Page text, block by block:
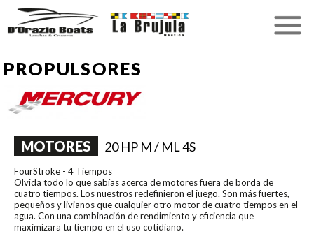
PROPULSORES
MOTORES 20 HP M / ML 4S
FourStroke - 4 Tiempos
Olvida todo lo que sabías acerca de motores fuera de borda de
cuatro tiempos. Los nuestros redefinieron el juego. Son más fuertes,
pequeños y livianos que cualquier otro motor de cuatro tiempos en el
agua. Con una combinación de rendimiento y eficiencia que
maximizara tu tiempo en el uso cotidiano.